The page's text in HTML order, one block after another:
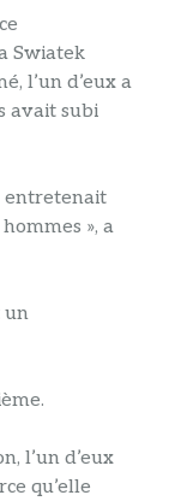
Swiatek
l’un d’eux a
avait subi
entretenait
», a
un
l’un d’eux
qu’elle